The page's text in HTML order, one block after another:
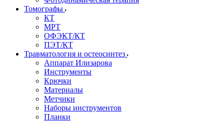
Томографы
КТ
МРТ
ОФЭКТ/КТ
ПЭТ/КТ
Травматология и остеосинтез
Аппарат Илизарова
Инструменты
Крючки
Материалы
Метчики
Наборы инструментов
Планки